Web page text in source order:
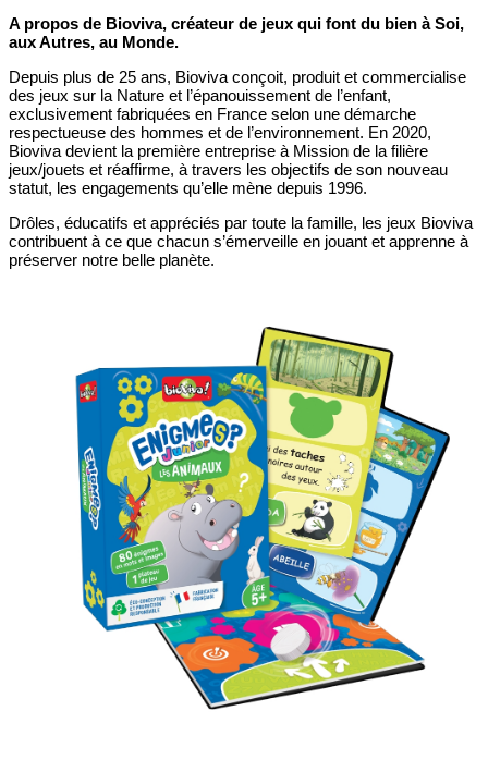
A propos de Bioviva, créateur de jeux qui font du bien à Soi,
aux Autres, au Monde.
Depuis plus de 25 ans, Bioviva conçoit, produit et commercialise
des jeux sur la Nature et l’épanouissement de l’enfant,
exclusivement fabriquées en France selon une démarche
respectueuse des hommes et de l’environnement. En 2020,
Bioviva devient la première entreprise à Mission de la filière
jeux/jouets et réaffirme, à travers les objectifs de son nouveau
statut, les engagements qu’elle mène depuis 1996.
Drôles, éducatifs et appréciés par toute la famille, les jeux Bioviva
contribuent à ce que chacun s’émerveille en jouant et apprenne à
préserver notre belle planète.